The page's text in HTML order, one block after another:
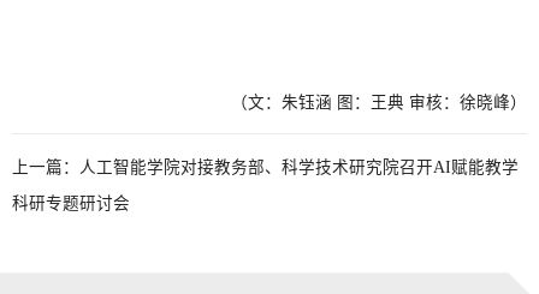
（文：朱钰涵 图：王典 审核：徐晓峰）
上一篇：
人工智能学院对接教务部、科学技术研究院召开AI赋能教学
科研专题研讨会